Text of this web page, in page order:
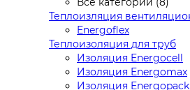
Теплоизляция
Energoflex
Теплоизоляция для труб
Изоляция Energocell
Изоляция Energomax
Изоляция Energopack